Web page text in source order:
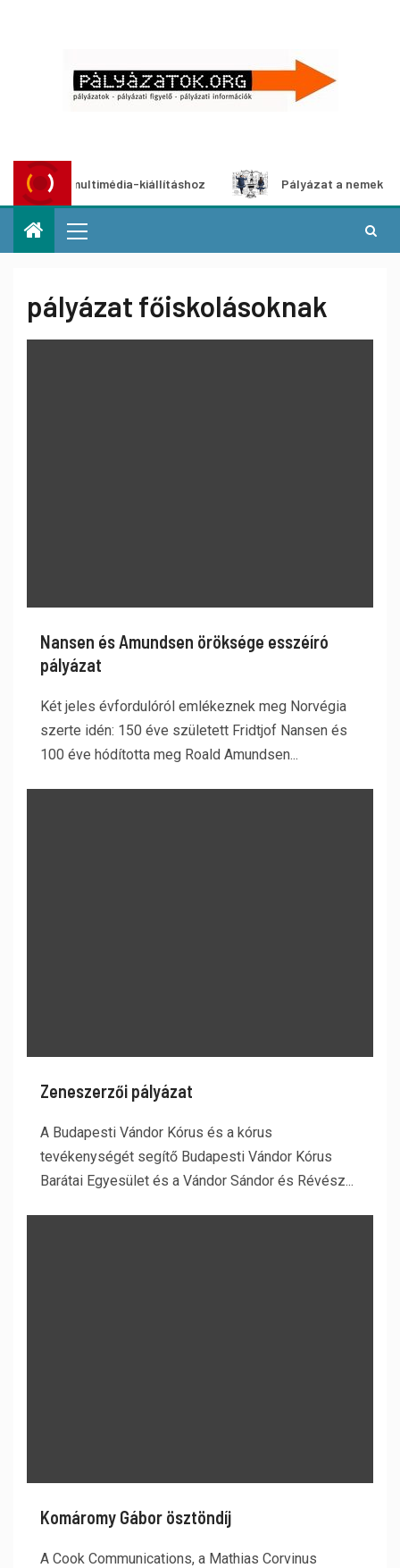
multimédia-kiállításhoz Pályázat a nemek közötti
pályázat főiskolásoknak
Nansen és Amundsen öröksége esszéíró
pályázat
Két jeles évfordulóról emlékeznek meg Norvégia
szerte idén: 150 éve született Fridtjof Nansen és
100 éve hódította meg Roald Amundsen...
Zeneszerzői pályázat
A Budapesti Vándor Kórus és a kórus
tevékenységét segítő Budapesti Vándor Kórus
Barátai Egyesület és a Vándor Sándor és Révész...
Komáromy Gábor ösztöndíj
A Cook Communications, a Mathias Corvinus